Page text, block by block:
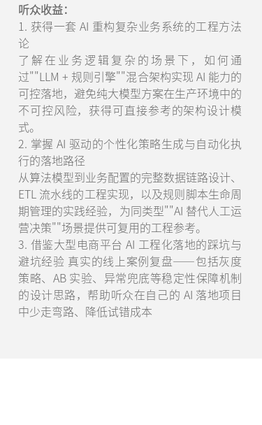
听众收益：
1. 获得一套 AI 重构复杂业务系统的工程方法
论
了解在业务逻辑复杂的场景下，如何通
过""LLM + 规则引擎""混合架构实现 AI 能力的
可控落地，避免纯大模型方案在生产环境中的
不可控风险，获得可直接参考的架构设计模
式。
2. 掌握 AI 驱动的个性化策略生成与自动化执
行的落地路径
从算法模型到业务配置的完整数据链路设计、
ETL 流水线的工程实现，以及规则脚本生命周
期管理的实践经验，为同类型""AI 替代人工运
营决策""场景提供可复用的工程参考。
3. 借鉴大型电商平台 AI 工程化落地的踩坑与
避坑经验 真实的线上案例复盘——包括灰度
策略、AB 实验、异常兜底等稳定性保障机制
的设计思路，帮助听众在自己的 AI 落地项目
中少走弯路、降低试错成本